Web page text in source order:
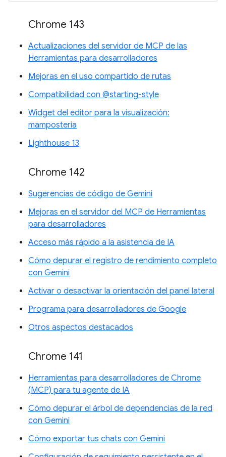
Chrome 143
Actualizaciones del servidor de MCP de las
Herramientas para desarrolladores
Mejoras en el uso compartido de rutas
Compatibilidad con @starting-style
Widget del editor para la visualización:
mampostería
Lighthouse 13
Chrome 142
Sugerencias de código de Gemini
Mejoras en el servidor del MCP de Herramientas
para desarrolladores
Acceso más rápido a la asistencia de IA
Cómo depurar el registro de rendimiento completo
con Gemini
Activar o desactivar la orientación del panel lateral
Programa para desarrolladores de Google
Otros aspectos destacados
Chrome 141
Herramientas para desarrolladores de Chrome
(MCP) para tu agente de IA
Cómo depurar el árbol de dependencias de la red
con Gemini
Cómo exportar tus chats con Gemini